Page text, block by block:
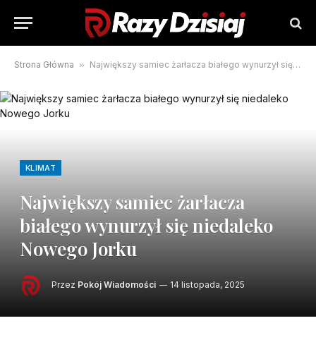
Strona Główna » Największy samiec żarłacza białego wynurzył się niedaleko Nowego Jorku
KLIMAT
Największy samiec żarłacza
białego wynurzył się niedaleko
Nowego Jorku
Przez Pokój Wiadomości 14 listopada, 2025